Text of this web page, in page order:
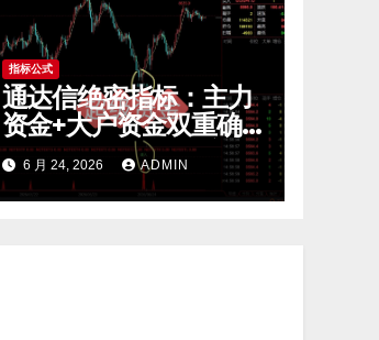
指标公式
通达信绝密指标：主力
资金+大户资金双重确
认，一买就涨的秘密！
6 月 24, 2026 ADMIN